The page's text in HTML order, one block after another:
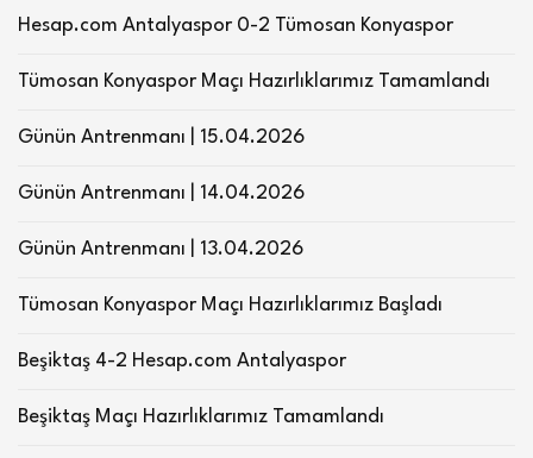
Hesap.com Antalyaspor 0-2 Tümosan Konyaspor
Tümosan Konyaspor Maçı Hazırlıklarımız Tamamlandı
Günün Antrenmanı | 15.04.2026
Günün Antrenmanı | 14.04.2026
Günün Antrenmanı | 13.04.2026
Tümosan Konyaspor Maçı Hazırlıklarımız Başladı
Beşiktaş 4-2 Hesap.com Antalyaspor
Beşiktaş Maçı Hazırlıklarımız Tamamlandı